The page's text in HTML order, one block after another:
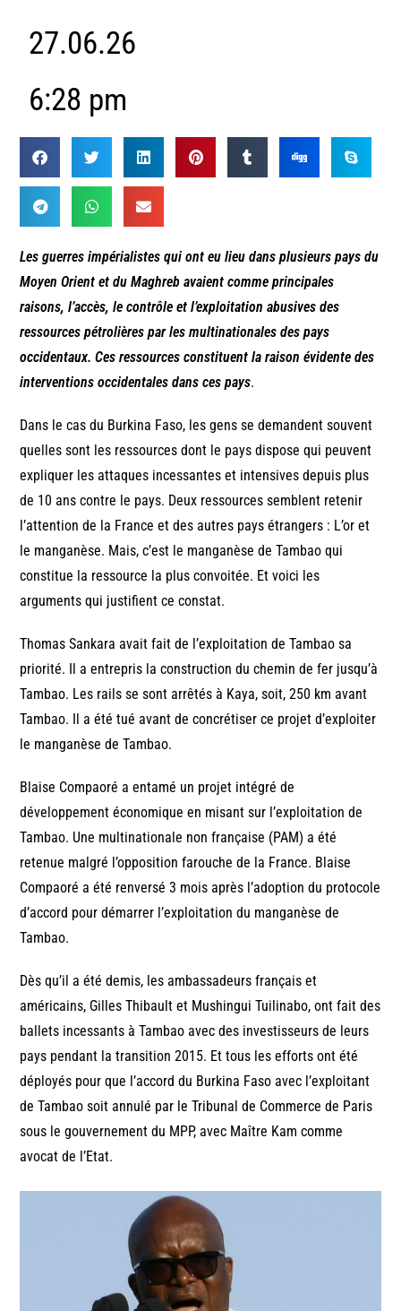
27.06.26
6:28 pm
Les guerres impérialistes qui ont eu lieu dans plusieurs pays du
Moyen Orient et du Maghreb avaient comme principales
raisons, l’accès, le contrôle et l’exploitation abusives des
ressources pétrolières par les multinationales des pays
occidentaux. Ces ressources constituent la raison évidente des
interventions occidentales dans ces pays.
Dans le cas du Burkina Faso, les gens se demandent souvent
quelles sont les ressources dont le pays dispose qui peuvent
expliquer les attaques incessantes et intensives depuis plus
de 10 ans contre le pays. Deux ressources semblent retenir
l’attention de la France et des autres pays étrangers : L’or et
le manganèse. Mais, c’est le manganèse de Tambao qui
constitue la ressource la plus convoitée. Et voici les
arguments qui justifient ce constat.
Thomas Sankara avait fait de l’exploitation de Tambao sa
priorité. Il a entrepris la construction du chemin de fer jusqu’à
Tambao. Les rails se sont arrêtés à Kaya, soit, 250 km avant
Tambao. Il a été tué avant de concrétiser ce projet d’exploiter
le manganèse de Tambao.
Blaise Compaoré a entamé un projet intégré de
développement économique en misant sur l’exploitation de
Tambao. Une multinationale non française (PAM) a été
retenue malgré l’opposition farouche de la France. Blaise
Compaoré a été renversé 3 mois après l’adoption du protocole
d’accord pour démarrer l’exploitation du manganèse de
Tambao.
Dès qu’il a été demis, les ambassadeurs français et
américains, Gilles Thibault et Mushingui Tuilinabo, ont fait des
ballets incessants à Tambao avec des investisseurs de leurs
pays pendant la transition 2015. Et tous les efforts ont été
déployés pour que l’accord du Burkina Faso avec l’exploitant
de Tambao soit annulé par le Tribunal de Commerce de Paris
sous le gouvernement du MPP, avec Maître Kam comme
avocat de l’Etat.